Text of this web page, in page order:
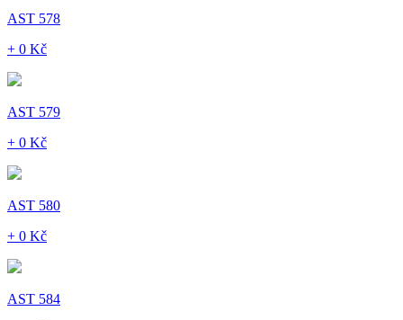
AST 578
+ 0 Kč
AST 579
+ 0 Kč
AST 580
+ 0 Kč
AST 584